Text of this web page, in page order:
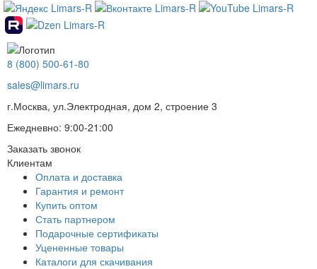
8 (800) 500-61-80
sales@limars.ru
г.Москва, ул.Электродная, дом 2, строение 3
Ежедневно: 9:00-21:00
Заказать звонок
Клиентам
Оплата и доставка
Гарантия и ремонт
Купить оптом
Стать партнером
Подарочные сертификаты
Уцененные товары
Каталоги для скачивания